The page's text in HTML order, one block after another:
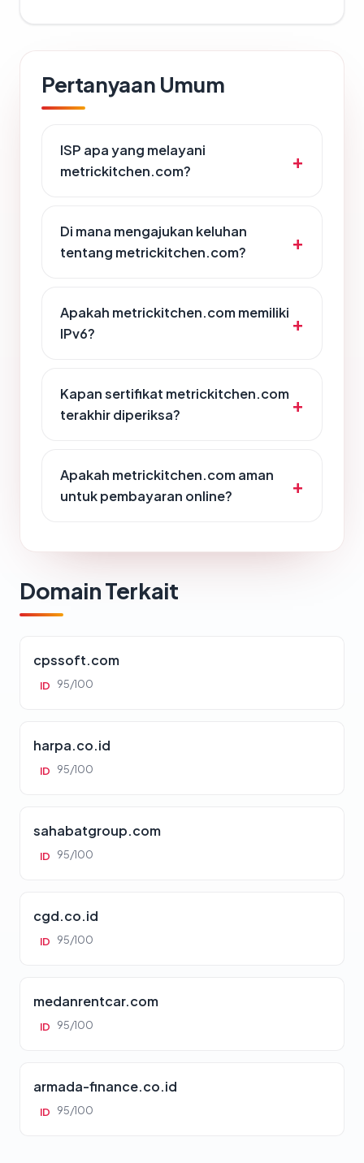
Pertanyaan Umum
ISP apa yang melayani
metrickitchen.com?
Di mana mengajukan keluhan
tentang metrickitchen.com?
Apakah metrickitchen.com memiliki
IPv6?
Kapan sertifikat metrickitchen.com
terakhir diperiksa?
Apakah metrickitchen.com aman
untuk pembayaran online?
Domain Terkait
cpssoft.com
ID 95/100
harpa.co.id
ID 95/100
sahabatgroup.com
ID 95/100
cgd.co.id
ID 95/100
medanrentcar.com
ID 95/100
armada-finance.co.id
ID 95/100